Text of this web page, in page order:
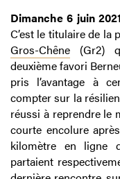
Dimanche 6 juin
C’est le titulaire de la
Gros-Chêne (Gr2)
deuxième favori
pris l’avantage à
compter sur la
réussi à reprendre le
courte encolure
kilomètre en ligne
partaient